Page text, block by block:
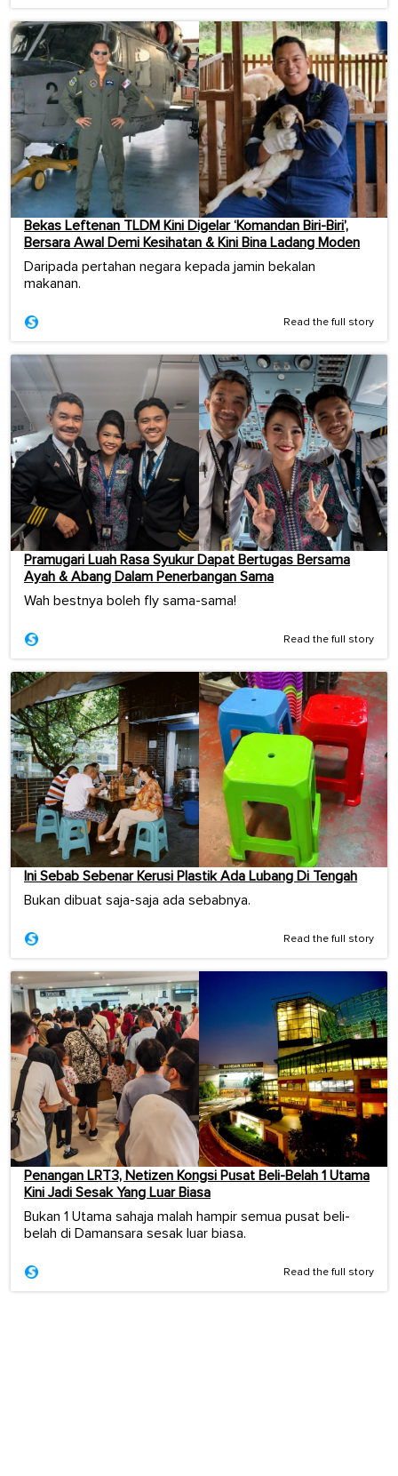
Bekas Leftenan TLDM Kini Digelar ‘Komandan Biri-Biri’,
Bersara Awal Demi Kesihatan & Kini Bina Ladang Moden
Daripada pertahan negara kepada jamin bekalan
makanan.
Read the full story
Pramugari Luah Rasa Syukur Dapat Bertugas Bersama
Ayah & Abang Dalam Penerbangan Sama
Wah bestnya boleh fly sama-sama!
Read the full story
Ini Sebab Sebenar Kerusi Plastik Ada Lubang Di Tengah
Bukan dibuat saja-saja ada sebabnya.
Read the full story
Penangan LRT3, Netizen Kongsi Pusat Beli-Belah 1 Utama
Kini Jadi Sesak Yang Luar Biasa
Bukan 1 Utama sahaja malah hampir semua pusat beli-
belah di Damansara sesak luar biasa.
Read the full story